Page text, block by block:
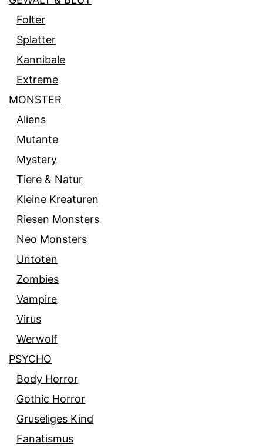
Folter
Splatter
Kannibale
Extreme
MONSTER
Aliens
Mutante
Mystery
Tiere & Natur
Kleine Kreaturen
Riesen Monsters
Neo Monsters
Untoten
Zombies
Vampire
Virus
Werwolf
PSYCHO
Body Horror
Gothic Horror
Gruseliges Kind
Fanatismus